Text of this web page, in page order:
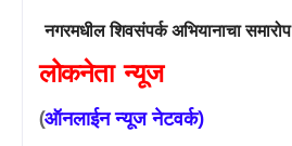
नगरमधील शिवसंपर्क अभियानाचा समारोप
लोकनेता न्यूज
(ऑनलाईन न्यूज नेटवर्क)